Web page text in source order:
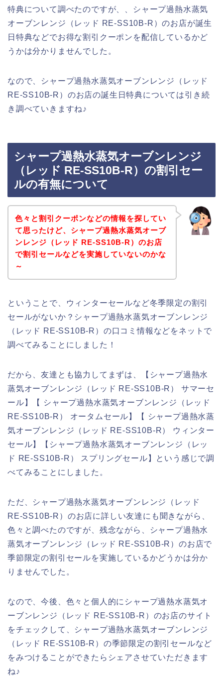
特典について調べたのですが、、シャープ過熱水蒸気
オーブンレンジ（レッド RE-SS10B-R）のお店が誕生
日特典などでお得な割引クーポンを配信しているかど
うかは分かりませんでした。
なので、シャープ過熱水蒸気オーブンレンジ（レッド
RE-SS10B-R）のお店の誕生日特典については引き続
き調べていきますね♪
シャープ過熱水蒸気オーブンレンジ
（レッド RE-SS10B-R）の割引セー
ルの有無について
色々と割引クーポンなどの情報を探してい
て思ったけど、シャープ過熱水蒸気オーブ
ンレンジ（レッド RE-SS10B-R）のお店
で割引セールなどを実施していないのかな
～
ということで、ウィンターセールなど冬季限定の割引
セールがないか？シャープ過熱水蒸気オーブンレンジ
（レッド RE-SS10B-R）の口コミ情報などをネットで
調べてみることにしました！
だから、友達とも協力してまずは、【シャープ過熱水
蒸気オーブンレンジ（レッド RE-SS10B-R） サマーセ
ール】【 シャープ過熱水蒸気オーブンレンジ（レッド
RE-SS10B-R） オータムセール】【 シャープ過熱水蒸
気オーブンレンジ（レッド RE-SS10B-R） ウィンター
セール】【シャープ過熱水蒸気オーブンレンジ（レッ
ド RE-SS10B-R） スプリングセール】という感じで調
べてみることにしました。
ただ、シャープ過熱水蒸気オーブンレンジ（レッド
RE-SS10B-R）のお店に詳しい友達にも聞きながら、
色々と調べたのですが、残念ながら、シャープ過熱水
蒸気オーブンレンジ（レッド RE-SS10B-R）のお店で
季節限定の割引セールを実施しているかどうかは分か
りませんでした。
なので、今後、色々と個人的にシャープ過熱水蒸気オ
ーブンレンジ（レッド RE-SS10B-R）のお店のサイト
をチェックして、シャープ過熱水蒸気オーブンレンジ
（レッド RE-SS10B-R）の季節限定の割引セールなど
をみつけることができたらシェアさせていただきます
ね♪